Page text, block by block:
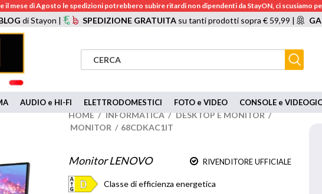
il mese di Agosto le spedizioni potrebbero subire ritardi non dipendenti da StayON, ci scusiamo
di Stayon | SPEDIZIONE GRATUITAsu tanti prodotti sopra € 59,99 |
AUDIO e HI-FI ELETTRODOMESTICI FOTO e VIDEO CONSOLE e
HOME / INFORMATICA / DESKTOP E MONITOR /
MONITOR / 68CDKAC1IT
Monitor LENOVO RIVENDITORE UFFICIALE
Classe di efficienza energetica